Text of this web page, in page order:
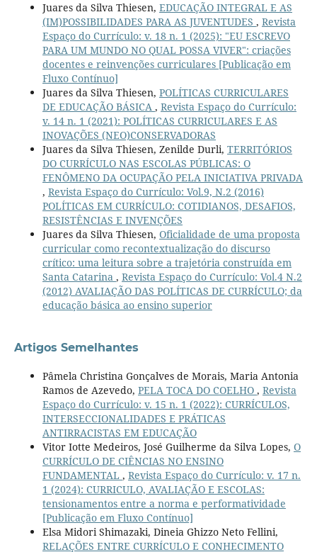
Juares da Silva Thiesen, EDUCAÇÃO INTEGRAL E AS
(IM)POSSIBILIDADES PARA AS JUVENTUDES , Revista
Espaço do Currículo: v. 18 n. 1 (2025): "EU ESCREVO
PARA UM MUNDO NO QUAL POSSA VIVER": criações
docentes e reinvenções curriculares [Publicação em
Fluxo Contínuo]
Juares da Silva Thiesen, POLÍTICAS CURRICULARES
DE EDUCAÇÃO BÁSICA , Revista Espaço do Currículo:
v. 14 n. 1 (2021): POLÍTICAS CURRICULARES E AS
INOVAÇÕES (NEO)CONSERVADORAS
Juares da Silva Thiesen, Zenilde Durli, TERRITÓRIOS
DO CURRÍCULO NAS ESCOLAS PÚBLICAS: O
FENÔMENO DA OCUPAÇÃO PELA INICIATIVA PRIVADA
, Revista Espaço do Currículo: Vol.9, N.2 (2016)
POLÍTICAS EM CURRÍCULO: COTIDIANOS, DESAFIOS,
RESISTÊNCIAS E INVENÇÕES
Juares da Silva Thiesen, Oficialidade de uma proposta
curricular como recontextualização do discurso
crítico: uma leitura sobre a trajetória construída em
Santa Catarina , Revista Espaço do Currículo: Vol.4 N.2
(2012) AVALIAÇÃO DAS POLÍTICAS DE CURRÍCULO; da
educação básica ao ensino superior
Artigos Semelhantes
Pâmela Christina Gonçalves de Morais, Maria Antonia
Ramos de Azevedo, PELA TOCA DO COELHO , Revista
Espaço do Currículo: v. 15 n. 1 (2022): CURRÍCULOS,
INTERSECCIONALIDADES E PRÁTICAS
ANTIRRACISTAS EM EDUCAÇÃO
Vitor Iotte Medeiros, José Guilherme da Silva Lopes, O
CURRÍCULO DE CIÊNCIAS NO ENSINO
FUNDAMENTAL , Revista Espaço do Currículo: v. 17 n.
1 (2024): CURRICULO, AVALIAÇÃO E ESCOLAS:
tensionamentos entre a norma e performatividade
[Publicação em Fluxo Contínuo]
Elsa Midori Shimazaki, Dineia Ghizzo Neto Fellini,
RELAÇÕES ENTRE CURRÍCULO E CONHECIMENTO